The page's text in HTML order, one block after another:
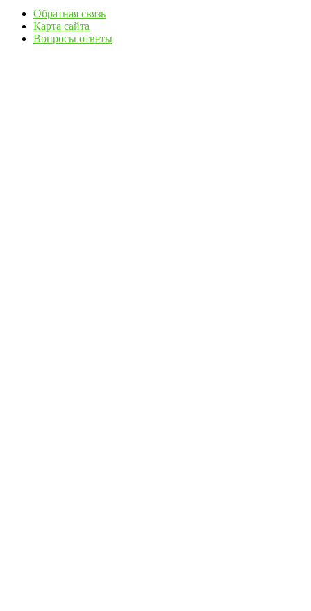
Обратная связь
Карта сайта
Вопросы ответы